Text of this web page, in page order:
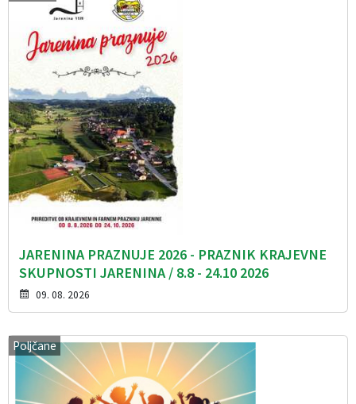
JARENINA PRAZNUJE 2026 - PRAZNIK KRAJEVNE
SKUPNOSTI JARENINA / 8.8 - 24.10 2026
09. 08. 2026
Poljčane